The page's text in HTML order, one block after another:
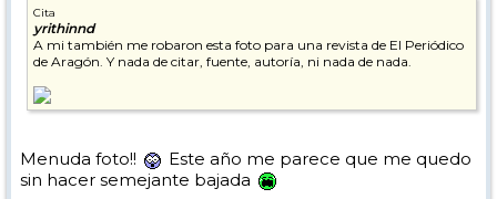
Cita
yrithinnd
A mi también me robaron esta foto para una revista de El Periódico
de Aragón. Y nada de citar, fuente, autoría, ni nada de nada.
Menuda foto!!
Este año me parece que me quedo
sin hacer semejante bajada